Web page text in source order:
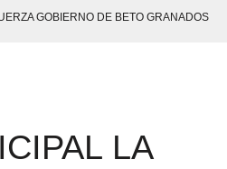
GOBIERNO DE BETO GRANADOS
MESA DE TRABAJO CON PRESIDENTES
LA